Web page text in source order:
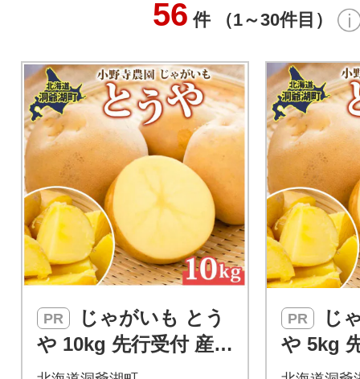
56 件 （1～30件目）
PR
や 10kg 先行受付 産地
直送 北海道 洞爺湖 20
PR
や 5kg
直送 北